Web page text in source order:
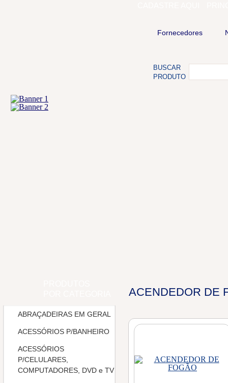
Fornecedores
BUSCAR
PRODUTO
ABRAÇADEIRAS EM GERAL
ACESSÓRIOS P/BANHEIRO
ACESSÓRIOS
P/CELULARES,
COMPUTADORES, DVD e TV
ACENDEDOR DE